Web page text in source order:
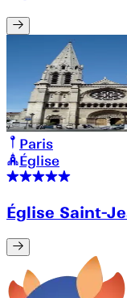
Paris
Église
Église Saint-